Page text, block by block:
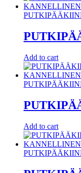
Add to cart
Add to cart